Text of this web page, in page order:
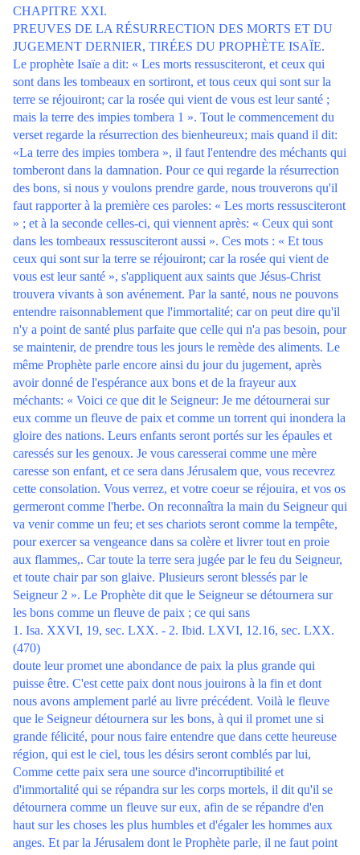
CHAPITRE XXI.
PREUVES DE LA RÉSURRECTION DES MORTS ET DU
JUGEMENT DERNIER, TIRÉES DU PROPHÈTE ISAÏE.
Le prophète Isaïe a dit: « Les morts ressusciteront, et ceux qui
sont dans les tombeaux en sortiront, et tous ceux qui sont sur la
terre se réjouiront; car la rosée qui vient de vous est leur santé ;
mais la terre des impies tombera 1 ». Tout le commencement du
verset regarde la résurrection des bienheureux; mais quand il dit:
«La terre des impies tombera », il faut l'entendre des méchants qui
tomberont dans la damnation. Pour ce qui regarde la résurrection
des bons, si nous y voulons prendre garde, nous trouverons qu'il
faut rapporter à la première ces paroles: « Les morts ressusciteront
» ; et à la seconde celles-ci, qui viennent après: « Ceux qui sont
dans les tombeaux ressusciteront aussi ». Ces mots : « Et tous
ceux qui sont sur la terre se réjouiront; car la rosée qui vient de
vous est leur santé », s'appliquent aux saints que Jésus-Christ
trouvera vivants à son avénement. Par la santé, nous ne pouvons
entendre raisonnablement que l'immortalité; car on peut dire qu'il
n'y a point de santé plus parfaite que celle qui n'a pas besoin, pour
se maintenir, de prendre tous les jours le remède des aliments. Le
même Prophète parle encore ainsi du jour du jugement, après
avoir donné de l'espérance aux bons et de la frayeur aux
méchants: « Voici ce que dit le Seigneur: Je me détournerai sur
eux comme un fleuve de paix et comme un torrent qui inondera la
gloire des nations. Leurs enfants seront portés sur les épaules et
caressés sur les genoux. Je vous caresserai comme une mère
caresse son enfant, et ce sera dans Jérusalem que, vous recevrez
cette consolation. Vous verrez, et votre coeur se réjouira, et vos os
germeront comme l'herbe. On reconnaîtra la main du Seigneur qui
va venir comme un feu; et ses chariots seront comme la tempête,
pour exercer sa vengeance dans sa colère et livrer tout en proie
aux flammes,. Car toute la terre sera jugée par le feu du Seigneur,
et toute chair par son glaive. Plusieurs seront blessés par le
Seigneur 2 ». Le Prophète dit que le Seigneur se détournera sur
les bons comme un fleuve de paix ; ce qui sans
1. Isa. XXVI, 19, sec. LXX. - 2. Ibid. LXVI, 12.16, sec. LXX.
(470)
doute leur promet une abondance de paix la plus grande qui
puisse être. C'est cette paix dont nous jouirons à la fin et dont
nous avons amplement parlé au livre précédent. Voilà le fleuve
que le Seigneur détournera sur les bons, à qui il promet une si
grande félicité, pour nous faire entendre que dans cette heureuse
région, qui est le ciel, tous les désirs seront comblés par lui,
Comme cette paix sera une source d'incorruptibilité et
d'immortalité qui se répandra sur les corps mortels, il dit qu'il se
détournera comme un fleuve sur eux, afin de se répandre d'en
haut sur les choses les plus humbles et d'égaler les hommes aux
anges. Et par la Jérusalem dont le Prophète parle, il ne faut point